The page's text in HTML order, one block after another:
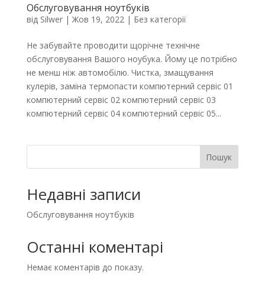
Обслуговування ноутбуків
від Silwer| Жов 19, 2022| Без категорії
Не забувайте проводити щорічне технічне
обслуговування Вашого ноубука. Йому це потрібно
не менш ніж автомобілю. Чистка, змащування
кулерів, заміна термопасти компютерний сервіс 01
компютерний сервіс 02 компютерний сервіс 03
компютерний сервіс 04 компютерний сервіс 05...
Пошук
Недавні записи
Обслуговування ноутбуків
Останні коментарі
Немає коментарів до показу.